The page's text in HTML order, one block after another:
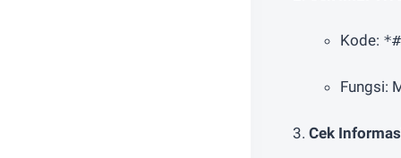
Kode:
Fungsi:
Cek